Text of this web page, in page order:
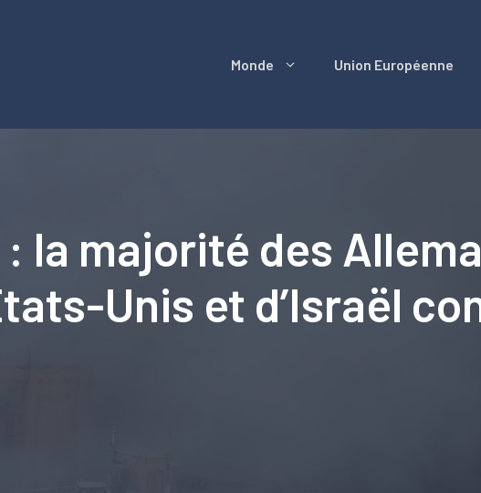
Monde Union Européenne
: la majorité des
Unis et d’Israël